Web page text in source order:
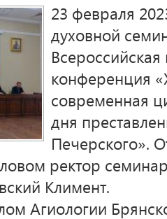
23 февраля
духовной
конференция
современная
дня
Печерского».
ректор
Климент.
Агиологии